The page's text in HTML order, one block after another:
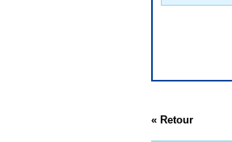
« Retour